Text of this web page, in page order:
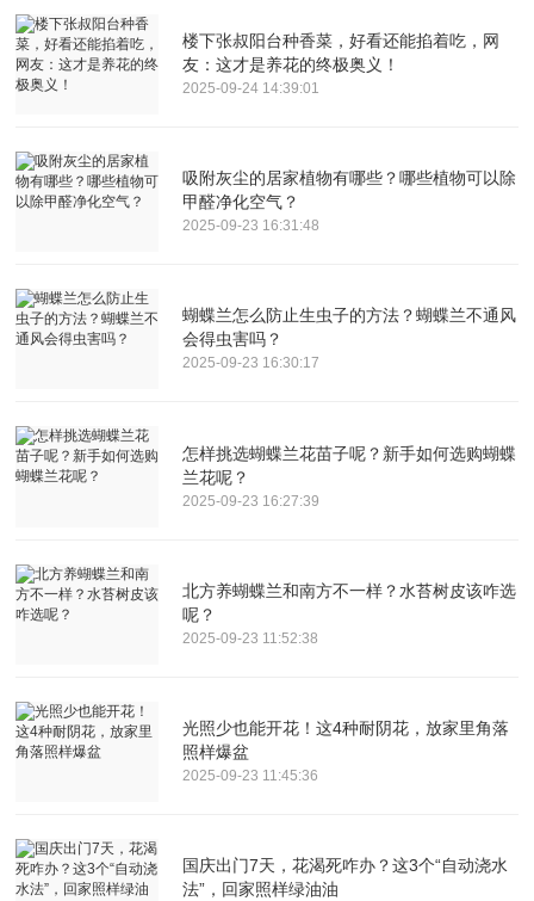
楼下张叔阳台种香菜，好看还能掐着吃，网
友：这才是养花的终极奥义！
2025-09-24 14:39:01
吸附灰尘的居家植物有哪些？哪些植物可以除
甲醛净化空气？
2025-09-23 16:31:48
蝴蝶兰怎么防止生虫子的方法？蝴蝶兰不通风
会得虫害吗？
2025-09-23 16:30:17
怎样挑选蝴蝶兰花苗子呢？新手如何选购蝴蝶
兰花呢？
2025-09-23 16:27:39
北方养蝴蝶兰和南方不一样？水苔树皮该咋选
呢？
2025-09-23 11:52:38
光照少也能开花！这4种耐阴花，放家里角落
照样爆盆
2025-09-23 11:45:36
国庆出门7天，花渴死咋办？这3个“自动浇水
法”，回家照样绿油油